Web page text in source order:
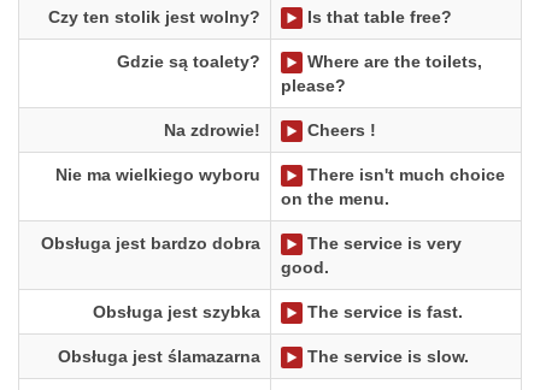
Czy ten stolik jest wolny? Is that table free?
Gdzie są toalety?
Where are the toilets,
please?
Na zdrowie! Cheers !
Nie ma wielkiego wyboru
There isn't much choice
on the menu.
Obsługa jest bardzo dobra
The service is very
good.
Obsługa jest szybka The service is fast.
Obsługa jest ślamazarna The service is slow.